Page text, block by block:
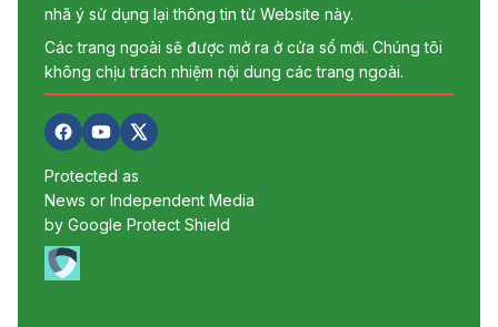
nhã ý sử dụng lại thông tin từ Website này.
Các trang ngoài sẽ được mở ra ở cửa sổ mới. Chúng tôi
không chịu trách nhiệm nội dung các trang ngoài.
Protected as
News or Independent Media
by Google Protect Shield